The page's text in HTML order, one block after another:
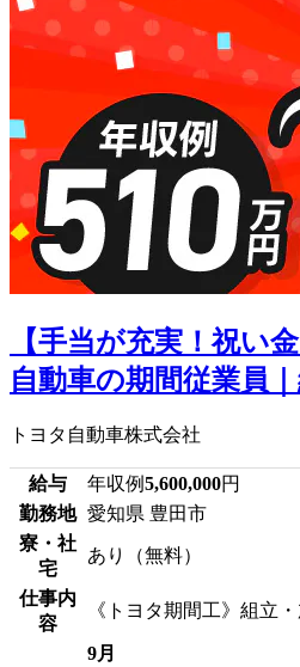
【手当が充実！祝い
自動車の期間従業員
トヨタ自動車株式会社
給与 年収例5,600,000円
勤務地 愛知県 豊田市
寮・社
宅
あり（無料）
仕事内
容
《トヨタ期間工》組立
9月